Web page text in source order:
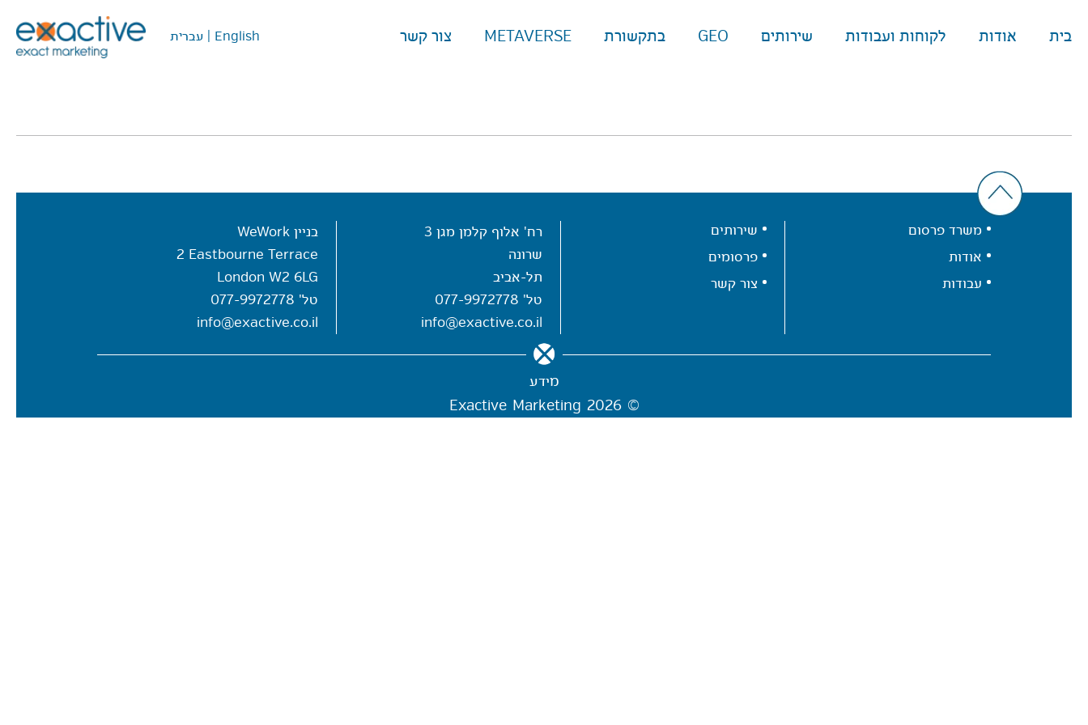
עברית English בית אודות לקוחות ועבודות שירותים GEO בתקשורת METAVERSE צור קשר
משרד פרסום
אודות
עבודות
שירותים
פרסומים
צור קשר
רח' אלוף קלמן מגן 3
שרונה
תל-אביב
טל' 077-9972778
info@exactive.co.il
בניין WeWork
2 Eastbourne Terrace
London W2 6LG
טל' 077-9972778
info@exactive.co.il
מידע
© 2026 Exactive Marketing